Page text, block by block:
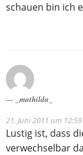
schauen bin ich
_mathilda_
21. Juni 2011 um
Lustig ist, dass
verwechselbar